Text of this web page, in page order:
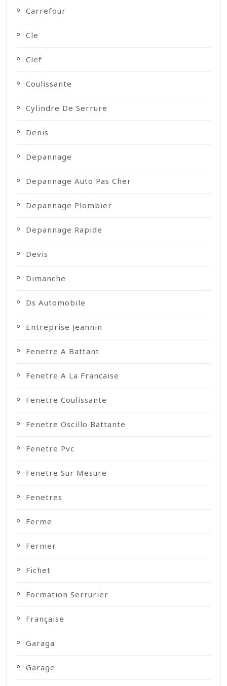
Carrefour
Cle
Clef
Coulissante
Cylindre De Serrure
Denis
Depannage
Depannage Auto Pas Cher
Depannage Plombier
Depannage Rapide
Devis
Dimanche
Ds Automobile
Entreprise Jeannin
Fenetre A Battant
Fenetre A La Francaise
Fenetre Coulissante
Fenetre Oscillo Battante
Fenetre Pvc
Fenetre Sur Mesure
Fenetres
Ferme
Fermer
Fichet
Formation Serrurier
Française
Garaga
Garage